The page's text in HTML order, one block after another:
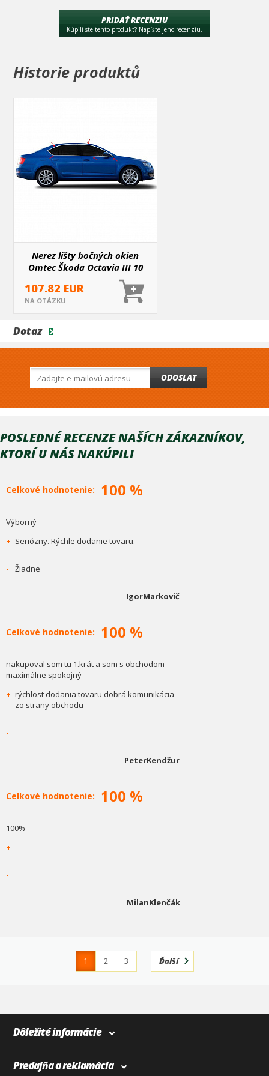
nalepený diel len na obojstrannej pásky ide veľmi ťažko zložiť.
Preto je dobré hneď na prvýkrát daný diel dobre presne nasadiť.
PRIDAŤ RECENZIU
Kúpili ste tento produkt? Napíšte jeho recenziu.
Historie produktů
Nerez lišty bočných okien
Omtec Škoda Octavia III 10
dielna sada (nie pre kombi)
107.82 EUR
NA OTÁZKU
Dotaz
ODOSLAT
POSLEDNÉ RECENZE NAŠÍCH ZÁKAZNÍKOV,
KTORÍ U NÁS NAKÚPILI
Celkové hodnotenie: 100 %
Výborný
+ Seriózny. Rýchle dodanie tovaru.
- Žiadne
IgorMarkovič
Celkové hodnotenie: 100 %
nakupoval som tu 1.krát a som s obchodom
maximálne spokojný
+ rýchlost dodania tovaru dobrá komunikácia
zo strany obchodu
-
PeterKendžur
Celkové hodnotenie: 100 %
100%
+
-
MilanKlenčák
1 2
3
Ďalší
Dôležité informácie
Predajňa a reklamácia